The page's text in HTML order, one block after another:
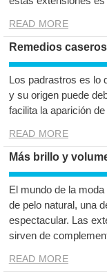
READ MORE
Remedios
Los padrastros es lo
y su origen puede
facilita la aparición
READ MORE
Más brillo y
El mundo de la
de pelo natural, una
espectacular. Las
sirven de
READ MORE